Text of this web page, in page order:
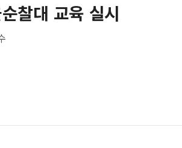
찰대 교육 실시